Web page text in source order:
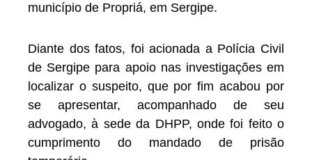
município de Propriá, em Sergipe.
Diante dos fatos, foi acionada a Polícia Civil
de Sergipe para apoio nas investigações em
localizar o suspeito, que por fim acabou por
se apresentar, acompanhado de seu
advogado, à sede da DHPP, onde foi feito o
cumprimento do mandado de prisão